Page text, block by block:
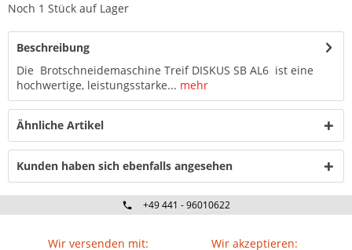
Noch 1 Stück auf Lager
Beschreibung
Die Brotschneidemaschine Treif DISKUS SB AL6 ist eine
hochwertige, leistungsstarke... mehr
Ähnliche Artikel
Kunden haben sich ebenfalls angesehen
+49 441 - 96010622
Wir versenden mit: Wir akzeptieren: